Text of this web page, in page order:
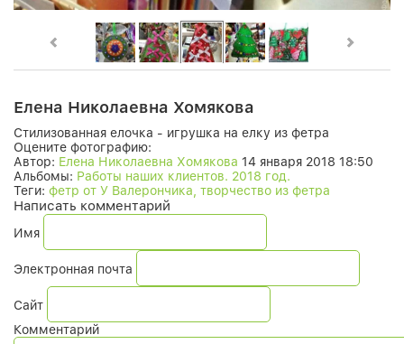
Елена Николаевна Хомякова
Стилизованная елочка - игрушка на елку из фетра
Оцените фотографию:
Автор: Елена Николаевна Хомякова 14 января 2018 18:50
Альбомы: Работы наших клиентов. 2018 год.
Теги: фетр от У Валерончика, творчество из фетра
Написать комментарий
Имя
Электронная почта
Сайт
Комментарий